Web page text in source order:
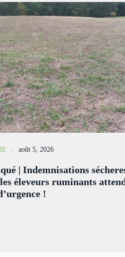
août 5, 2026
| Indemnisations
éleveurs ruminants
!